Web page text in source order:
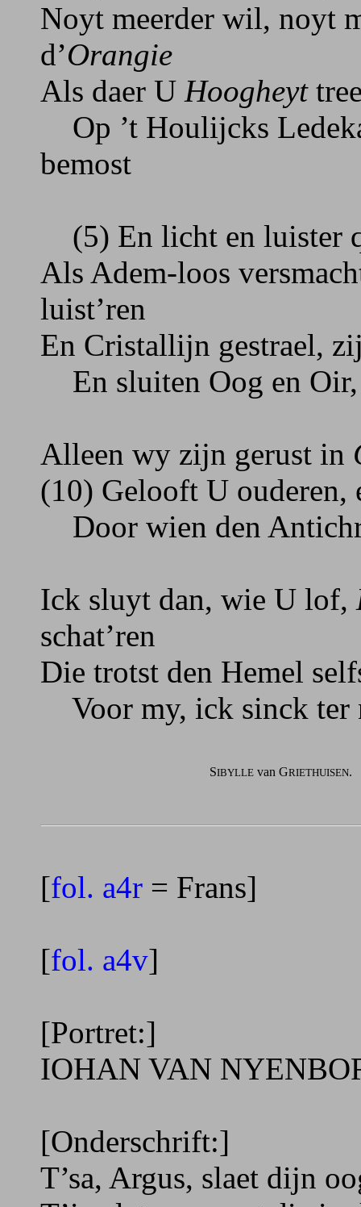
Noyt meerder wil, noyt
d’Orangie
Als daer U Hoogheyt
Op ’t Houlijcks
bemost
(5) En licht en luister
Als Adem-loos
luist’ren
En Cristallijn gestrael,
En sluiten Oog en Oir,
Alleen wy zijn gerust in
(10) Gelooft U ouderen,
Door wien den
Ick sluyt dan, wie U lof,
schat’ren
Die trotst den Hemel
Voor my, ick sinck ter
SIBYLLE van GRIETHUISEN.
[fol. a4r = Frans]
[fol. a4v]
[Portret:]
IOHAN VAN
[Onderschrift:]
T’sa, Argus, slaet dijn